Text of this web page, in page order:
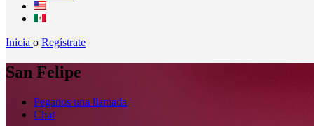
Inicia o Regístrate
San Felipe
Peganos una llamada
Chat